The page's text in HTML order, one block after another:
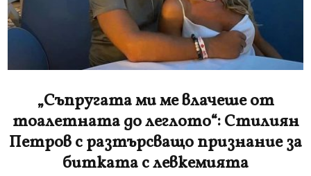
„Съпругата ми ме влачеше от
тоалетната до леглото“: Стилиян
Петров с разтърсващо признание за
битката с левкемията